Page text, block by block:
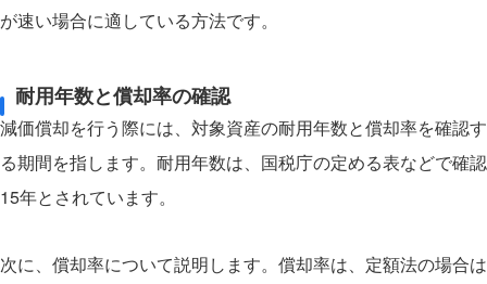
が速い場合に適している方法です。
耐用年数と償却率の確認
減価償却を行う際には、対象資産の耐用年数と償却率を確認
る期間を指します。耐用年数は、国税庁の定める表などで確
15年とされています。
次に、償却率について説明します。償却率は、定額法の場合